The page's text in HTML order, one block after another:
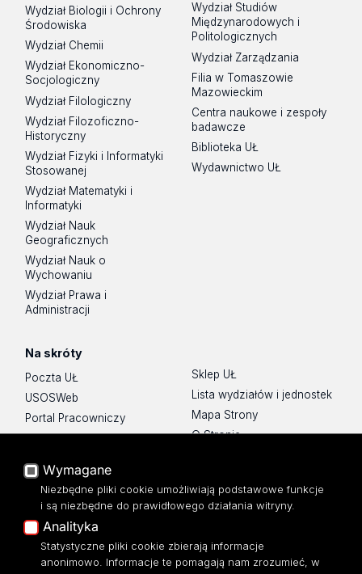
Wydział Biologii i Ochrony
Środowiska
Wydział Chemii
Wydział Ekonomiczno-
Socjologiczny
Wydział Filologiczny
Wydział Filozoficzno-
Historyczny
Wydział Fizyki i Informatyki
Stosowanej
Wydział Matematyki i
Informatyki
Wydział Nauk
Geograficznych
Wydział Nauk o
Wychowaniu
Wydział Prawa i
Administracji
Wydział Studiów
Międzynarodowych i
Politologicznych
Wydział Zarządzania
Filia w Tomaszowie
Mazowieckim
Centra naukowe i zespoły
badawcze
Biblioteka UŁ
Wydawnictwo UŁ
Na skróty
Poczta UŁ
USOSWeb
Portal Pracowniczy
Baza Aktów Własnych
Moodle
Eksperci UŁ
Polityka Prywatności
Dostępność
Sklep UŁ
Lista wydziałów i jednostek
Mapa Strony
O Stronie
Wymagane
Niezbędne pliki cookie umożliwiają podstawowe funkcje
i są niezbędne do prawidłowego działania witryny.
Analityka
Statystyczne pliki cookie zbierają informacje
anonimowo. Informacje te pomagają nam zrozumieć, w